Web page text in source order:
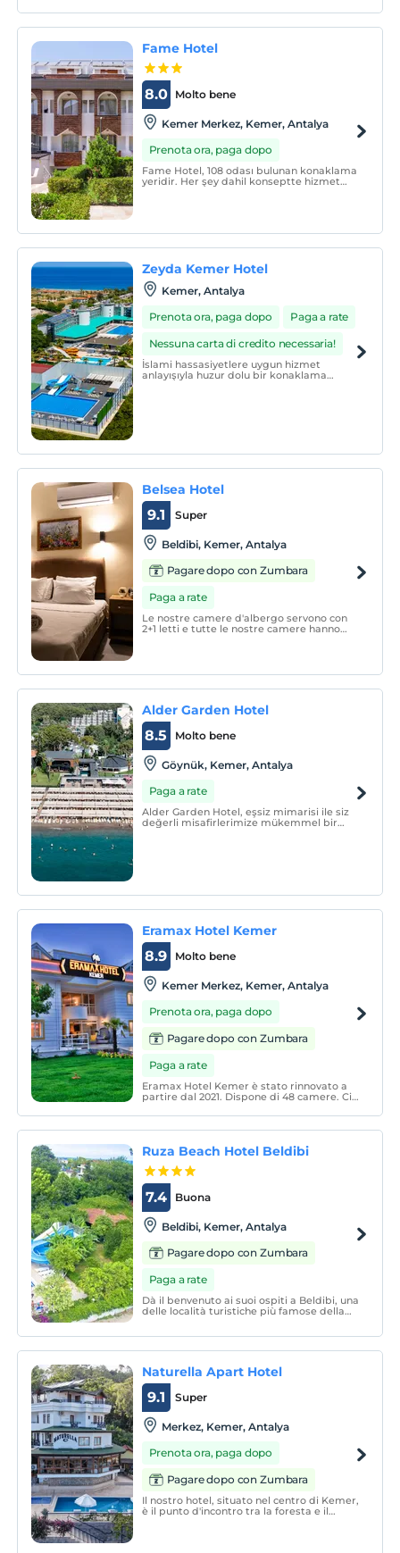
Fame Hotel
Molto bene
8.0
Kemer Merkez, Kemer, Antalya
Prenota ora, paga dopo
Fame Hotel, 108 odası bulunan konaklama
yeridir. Her şey dahil konseptte hizmet
Zeyda Kemer Hotel
Kemer, Antalya
Prenota ora, paga dopo
Paga a rate
Nessuna carta di credito necessaria!
İslami hassasiyetlere uygun hizmet
anlayışıyla huzur dolu bir konaklama
Belsea Hotel
Super
9.1
Beldibi, Kemer, Antalya
Pagare dopo con Zumbara
Paga a rate
Le nostre camere d'albergo servono con
2+1 letti e tutte le nostre camere hanno
Alder Garden Hotel
Molto bene
8.5
Göynük, Kemer, Antalya
Paga a rate
Alder Garden Hotel, eşsiz mimarisi ile siz
değerli misafirlerimize mükemmel bir
Eramax Hotel Kemer
Molto bene
8.9
Kemer Merkez, Kemer, Antalya
Prenota ora, paga dopo
Pagare dopo con Zumbara
Paga a rate
Eramax Hotel Kemer è stato rinnovato a
partire dal 2021. Dispone di 48 camere. Ci
nostri prezzi sono pernottamento e prima
colazione.
Ruza Beach Hotel Beldibi
Buona
7.4
Beldibi, Kemer, Antalya
Pagare dopo con Zumbara
Paga a rate
Dà il benvenuto ai suoi ospiti a Beldibi, una
delle località turistiche più famose della
ea 22 chilometri da Antalya.
Naturella Apart Hotel
Super
9.1
Merkez, Kemer, Antalya
Prenota ora, paga dopo
Pagare dopo con Zumbara
Il nostro hotel, situato nel centro di Kemer,
è il punto d'incontro tra la foresta e il